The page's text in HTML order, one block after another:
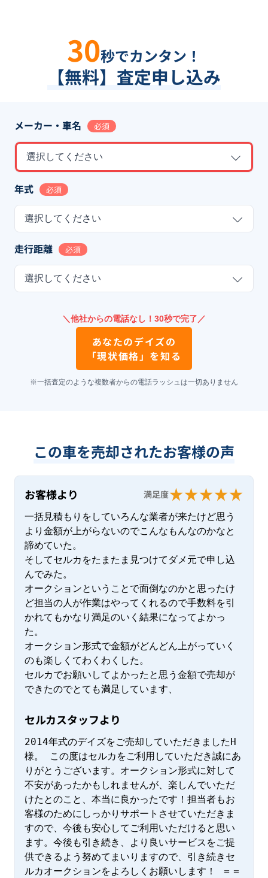
30秒でカンタン！
【無料】査定申し込み
メーカー・車名 必須
選択してください
年式 必須
選択してください
走行距離 必須
選択してください
＼他社からの電話なし！30秒で完了／
あなたのデイズの
「現状価格」を知る
※一括査定のような複数者からの電話ラッシュは一切ありません
この車を売却されたお客様の声
お客様より 満足度
一括見積もりをしていろんな業者が来たけど思う
より金額が上がらないのでこんなもんなのかなと
諦めていた。
そしてセルカをたまたま見つけてダメ元で申し込
んでみた。
オークションということで面倒なのかと思ったけ
ど担当の人が作業はやってくれるので手数料を引
かれてもかなり満足のいく結果になってよかっ
た。
オークション形式で金額がどんどん上がっていく
のも楽しくてわくわくした。
セルカでお願いしてよかったと思う金額で売却が
できたのでとても満足しています、
セルカスタッフより
2014年式のデイズをご売却していただきましたH
様。 この度はセルカをご利用していただき誠にあ
りがとうございます。オークション形式に対して
不安があったかもしれませんが、楽しんでいただ
けたとのこと、本当に良かったです！担当者もお
客様のためにしっかりサポートさせていただきま
すので、今後も安心してご利用いただけると思い
ます。今後も引き続き、より良いサービスをご提
供できるよう努めてまいりますので、引き続きセ
ルカオークションをよろしくお願いします！ ＝＝